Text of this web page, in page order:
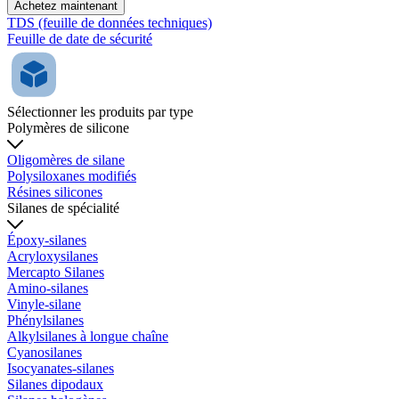
Achetez maintenant
TDS (feuille de données techniques)
Feuille de date de sécurité
Sélectionner les produits par type
Polymères de silicone
Oligomères de silane
Polysiloxanes modifiés
Résines silicones
Silanes de spécialité
Époxy-silanes
Acryloxysilanes
Mercapto Silanes
Amino-silanes
Vinyle-silane
Phénylsilanes
Alkylsilanes à longue chaîne
Cyanosilanes
Isocyanates-silanes
Silanes dipodaux